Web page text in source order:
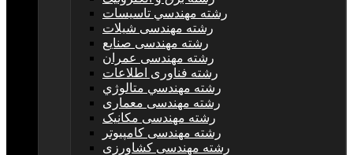
رشته مهندسي تاسيسات
رشته مهندسی شیلات
رشته مهندسی صنایع
رشته مهندسی عمران
رشته فناوری اطلاعات
رشته مهندسي متالوژي
رشته مهندسی معماری
رشته مهندسی مکانیک
رشته مهندسی کامپیوتر
رشته مهندسی کشاورزی